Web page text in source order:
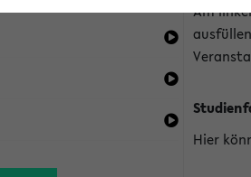
Am
Hier